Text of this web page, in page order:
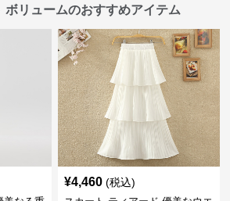
ボリュームのおすすめアイテム
¥4,460 (税込)